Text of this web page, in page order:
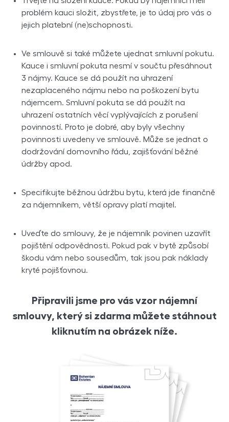
problém kauci složit, zbystřete, je to údaj pro vás o
jejich platební (ne)schopnosti.
Ve smlouvě si také můžete ujednat smluvní pokutu.
Kauce i smluvní pokuta nesmí v součtu přesáhnout
3 nájmy. Kauce se dá použít na uhrazení
nezaplaceného nájmu nebo na poškození bytu
nájemcem. Smluvní pokuta se dá použít na
uhrazení ostatních věcí vyplývajících z porušení
povinností. Proto je dobré, aby byly všechny
povinnosti uvedeny ve smlouvě. Může se jednat o
dodržování domovního řádu, zajišťování běžné
údržby apod.
Specifikujte běžnou údržbu bytu, která jde finančně
za nájemníkem, větší opravy platí majitel.
Uveďte do smlouvy, že je nájemník povinen uzavřít
pojištění odpovědnosti. Pokud pak v bytě způsobí
škodu vám nebo sousedům, tak jsou pak náklady
kryté pojišťovnou.
Připravili jsme pro vás vzor nájemní
smlouvy, který si zdarma můžete stáhnout
kliknutím na obrázek níže.